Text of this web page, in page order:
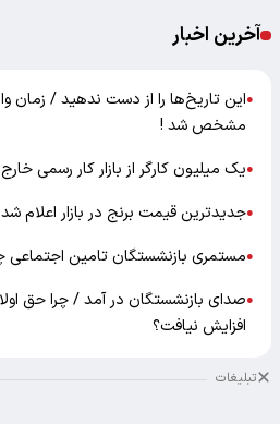
آخرین اخبار
●این تاریخ‌ها را از دست ندهید / زمان
مشخص شد !
●یک میلیون کارگر از بازار کار رسمی
●جدیدترین قیمت برنج در بازار اعلام
●مستمری بازنشستگان تامین
●صدای بازنشستگان در آمد / چرا حق
افزایش نیافت؟
تبلیغات